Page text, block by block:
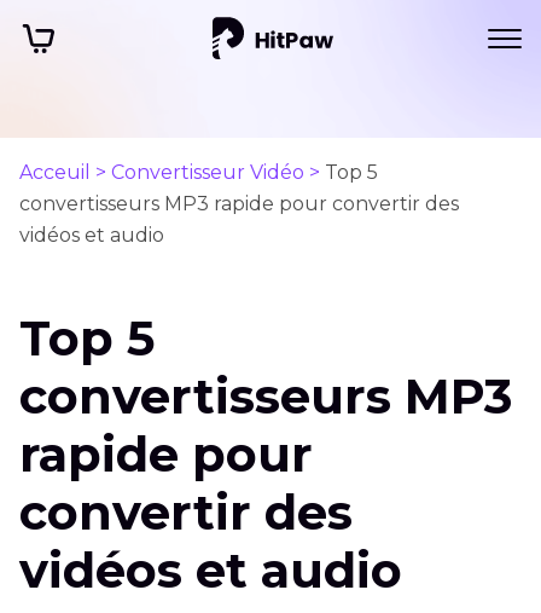
Acceuil > Convertisseur Vidéo > Top 5
convertisseurs MP3 rapide pour convertir des
vidéos et audio
Top 5
convertisseurs MP3
rapide pour
convertir des
vidéos et audio